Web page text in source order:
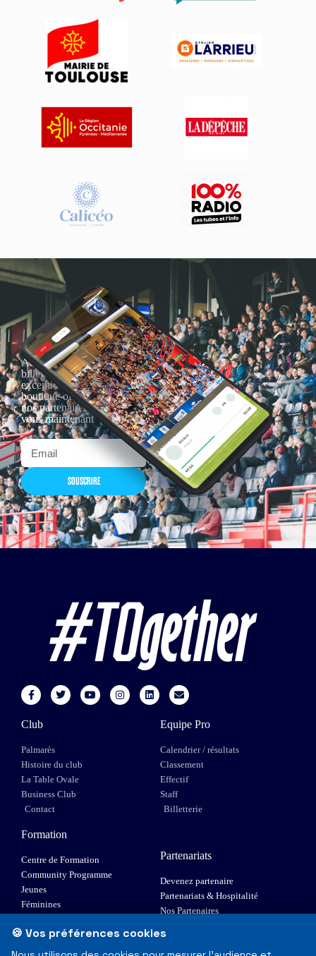
Actualités, nouveautés,
billetterie, remises
exceptionnelles dans la
boutique officielles & chez
nos partenaires… Inscrivez-
vous maintenant
SOUSCRIRE
Club
Palmarès
Histoire du club
La Table Ovale
Business Club
Contact
Equipe Pro
Calendrier / résultats
Classement
Effectif
Staff
Billetterie
Formation
Centre de Formation
Community Programme
Jeunes
Féminines
Elite 1
Partenariats
Devenez partenaire
Partenariats & Hospitalité
Nos Partenaires
🍪 Vos préférences cookies